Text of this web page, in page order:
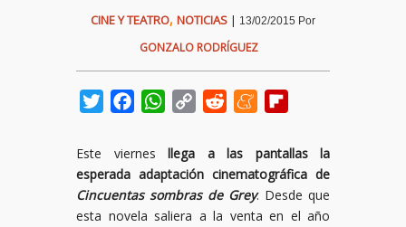
CINE Y TEATRO, NOTICIAS | 13/02/2015 Por
GONZALO RODRÍGUEZ
TwitterFacebookWhatsApp
Copy
Reddit Meneame
Este viernes llega a las pantallas la
esperada adaptación cinematográfica de
Cincuentas sombras de Grey. Desde que
esta novela saliera a la venta en el año